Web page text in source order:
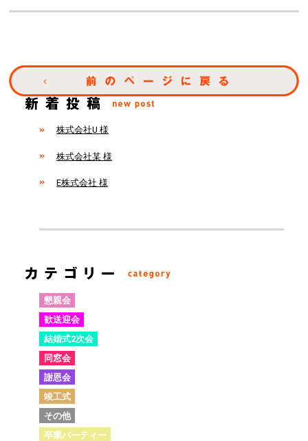
株式会社U 様
株式会社某 様
E株式会社 様
懇親会
歓送迎会
結婚式2次会
同窓会
謝恩会
竣工式
その他
卒業パーティー